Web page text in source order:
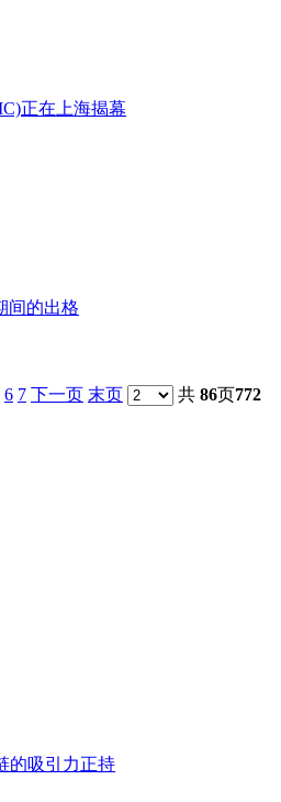
正在上海揭幕
间的出格
6 7 下一页 末页 共 86页772
的吸引力正持